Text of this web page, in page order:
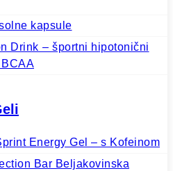
kapsule
Drink ⁠–⁠ športni hipotonični
Energy Gel – s Kofeinom
Bar Beljakovinska